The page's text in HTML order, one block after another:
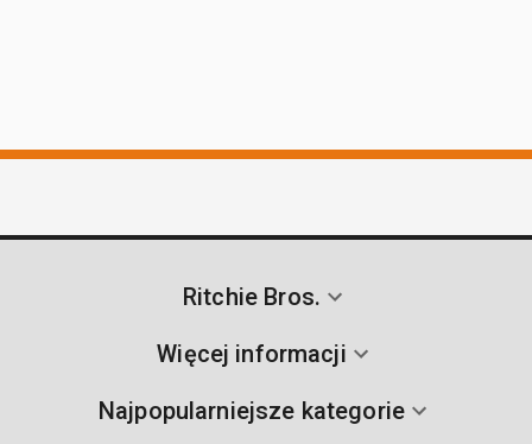
Ritchie Bros.
Więcej informacji
Najpopularniejsze kategorie